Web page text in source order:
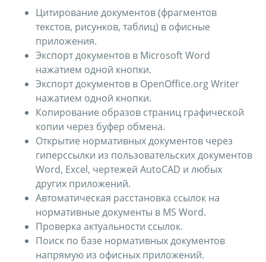
Цитирование документов (фрагментов
текстов, рисунков, таблиц) в офисные
приложения.
Экспорт документов в Microsoft Word
нажатием одной кнопки.
Экспорт документов в OpenOffice.org Writer
нажатием одной кнопки.
Копирование образов страниц графической
копии через буфер обмена.
Открытие нормативных документов через
гиперссылки из пользовательских документов
Word, Eхсel, чертежей AutoCAD и любых
других приложений.
Автоматическая расстановка ссылок на
нормативные документы в MS Word.
Проверка актуальности ссылок.
Поиск по базе нормативных документов
напрямую из офисных приложений.